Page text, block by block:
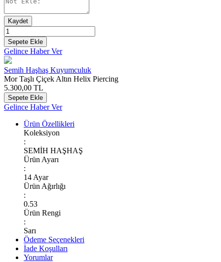
Kaydet
Sepete Ekle
Gelince Haber Ver
Semih Haşhaş Kuyumculuk
Mor Taşlı Çiçek Altın Helix Piercing
5.300,00 TL
Sepete Ekle
Gelince Haber Ver
Ürün Özellikleri
Koleksiyon
:
SEMİH HAŞHAŞ
Ürün Ayarı
:
14 Ayar
Ürün Ağırlığı
:
0.53
Ürün Rengi
:
Sarı
Ödeme Seçenekleri
İade Koşulları
Yorumlar